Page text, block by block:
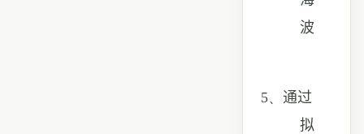
波
5、 通过
拟